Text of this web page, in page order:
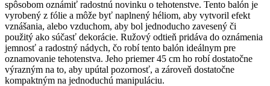
spôsobom oznámiť radostnú novinku o tehotenstve. Tento balón je
vyrobený z fólie a môže byť naplnený héliom, aby vytvoril efekt
vznášania, alebo vzduchom, aby bol jednoducho zavesený či
použitý ako súčasť dekorácie. Ružový odtieň pridáva do oznámenia
jemnosť a radostný nádych, čo robí tento balón ideálnym pre
oznamovanie tehotenstva. Jeho priemer 45 cm ho robí dostatočne
výrazným na to, aby upútal pozornosť, a zároveň dostatočne
kompaktným na jednoduchú manipuláciu.